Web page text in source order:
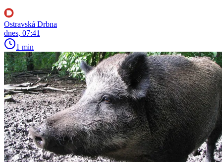
Ostravská Drbna
dnes, 07:41
1 min